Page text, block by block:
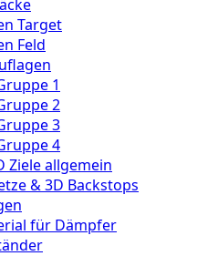
Target
Feld
1
2
3
4
Ziele allgemein
& 3D Backstops
für Dämpfer